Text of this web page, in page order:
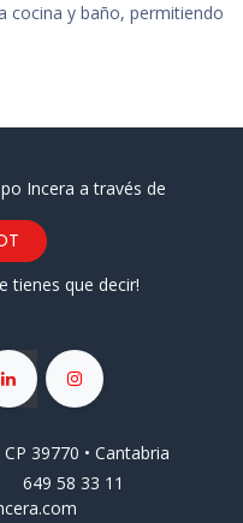
cocina y baño, permitiendo
Incera a través de
tienes que decir!
39770 • Cantabria
649 58 33 11